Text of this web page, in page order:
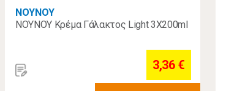
ΝΟΥΝΟΥ
ΝΟΥΝΟΥ Κρέμα Γάλακτος Light 3X200ml
3,36 €